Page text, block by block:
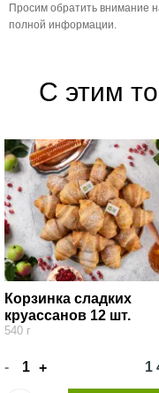
Просим обратить внимание
полной информации.
С этим
Корзинка сладких
круассанов 12 шт.
540 г
- + 1